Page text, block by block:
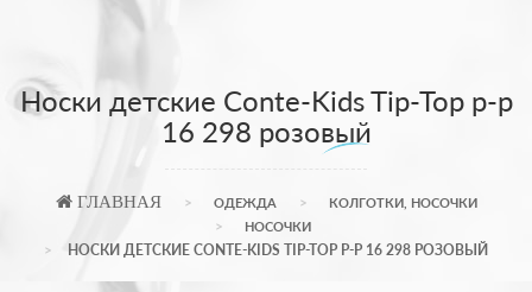
Носки детские Conte-Kids Tip-Top р-p
16 298 розовый
ГЛАВНАЯ ОДЕЖДА
КОЛГОТКИ, НОСОЧКИ
НОСОЧКИ
НОСКИ ДЕТСКИЕ CONTE-KIDS TIP-TOP Р-P 16 298 РОЗОВЫЙ